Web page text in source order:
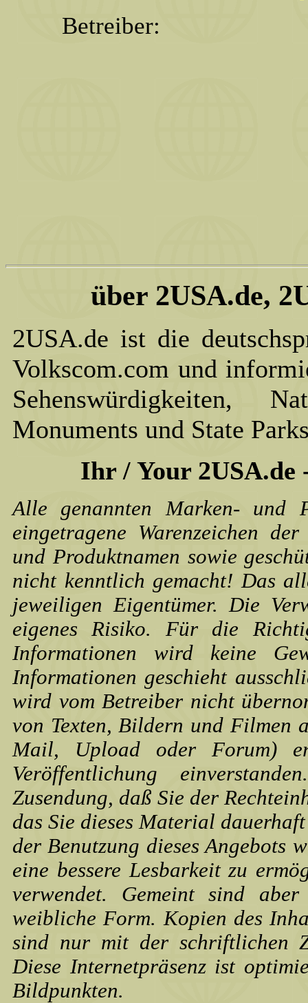
Betreiber:
über 2USA.de,
2USA.de ist die
Volkscom.com und
Sehenswürdigkeiten,
Monuments und State
Ihr / Your 2USA.de
Alle genannten Marken- und
eingetragene Warenzeichen
und Produktnamen sowie
nicht kenntlich gemacht! Das
jeweiligen Eigentümer. Die
eigenes Risiko. Für die
Informationen wird keine
Informationen geschieht
wird vom Betreiber nicht
von Texten, Bildern und Filmen
Mail, Upload oder Forum)
Veröffentlichung
Zusendung, daß Sie der
das Sie dieses Material
der Benutzung dieses Angebots
eine bessere Lesbarkeit zu
verwendet. Gemeint sind
weibliche Form. Kopien des
sind nur mit der schriftlichen
Diese Internetpräsenz ist
Bildpunkten.